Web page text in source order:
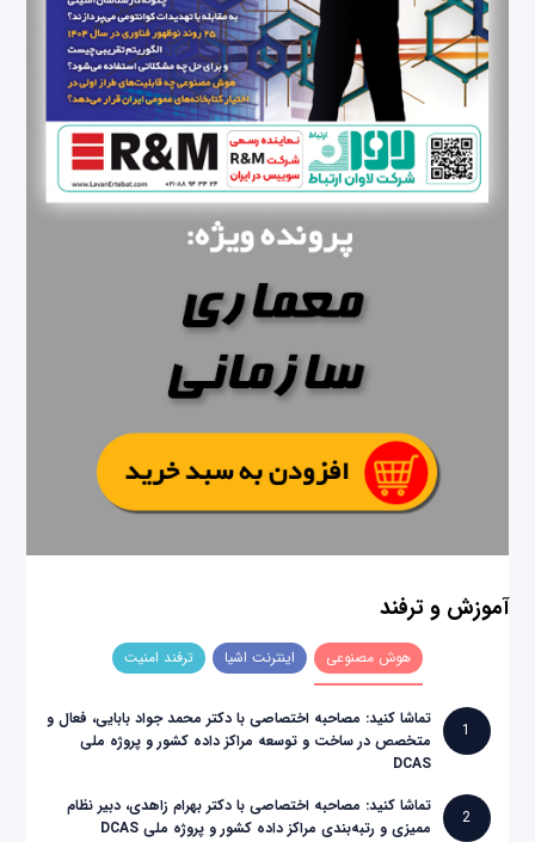
آموزش و ترفند
هوش مصنوعی اینترنت اشیا ترفند امنیت
1
تماشا کنید: مصاحبه اختصاصی با دکتر محمد جواد بابایی، فعال و
متخصص در ساخت و توسعه مراکز داده کشور و پروژه ملی
DCAS
2
تماشا کنید: مصاحبه اختصاصی با دکتر بهرام زاهدی، دبیر نظام
ممیزی و رتبه‌بندی مراکز داده کشور و پروژه ملی DCAS